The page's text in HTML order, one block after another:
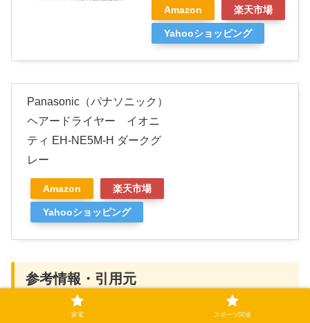
Amazon 楽天市場
Yahooショッピング
Panasonic（パナソニック）
ヘアードライヤー イオニ
ティ EH-NE5M-H ダークグ
レー
Amazon 楽天市場
Yahooショッピング
参考情報・引用元
家電 スポーツ関連